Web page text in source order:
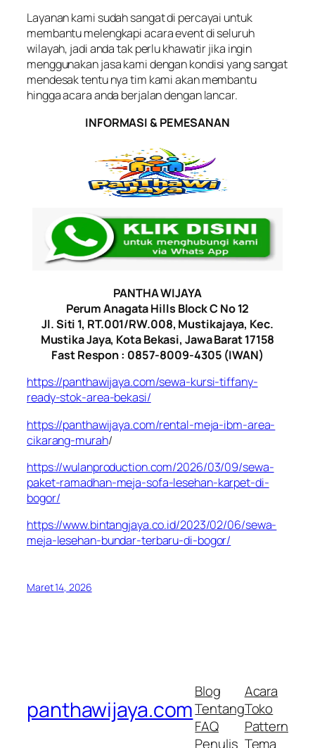
Layanan kami sudah sangat di percayai untuk
membantu melengkapi acara event di seluruh
wilayah, jadi anda tak perlu khawatir jika ingin
menggunakan jasa kami dengan kondisi yang sangat
mendesak tentu nya tim kami akan membantu
hingga acara anda berjalan dengan lancar.
INFORMASI & PEMESANAN
PANTHA WIJAYA
Perum Anagata Hills Block C No 12
Jl. Siti 1, RT.001/RW.008, Mustikajaya, Kec.
Mustika Jaya, Kota Bekasi, Jawa Barat 17158
Fast Respon : 0857-8009-4305 (IWAN)
https://panthawijaya.com/sewa-kursi-tiffany-
ready-stok-area-bekasi/
https://panthawijaya.com/rental-meja-ibm-area-
cikarang-murah/
https://wulanproduction.com/2026/03/09/sewa-
paket-ramadhan-meja-sofa-lesehan-karpet-di-
bogor/
https://www.bintangjaya.co.id/2023/02/06/sewa-
meja-lesehan-bundar-terbaru-di-bogor/
Maret 14, 2026
panthawijaya.com
Blog
Tentang
FAQ
Penulis
Acara
Toko
Pattern
Tema